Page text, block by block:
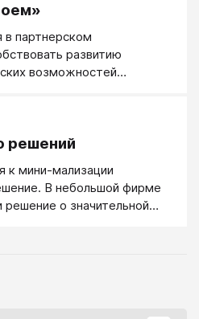
в партнерском
развитию
возможностей
в общении.
решений
к мини-мализации
В небольшой фирме
о значительной